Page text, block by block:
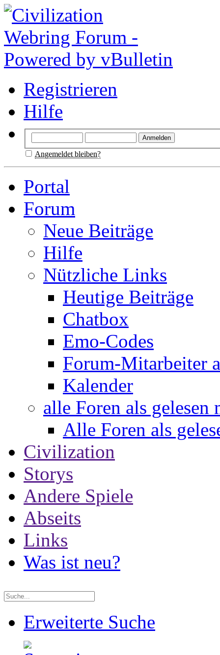
Registrieren
Hilfe
Angemeldet bleiben?
Portal
Forum
Neue Beiträge
Hilfe
Nützliche Links
Heutige Beiträge
Chatbox
Emo-Codes
Forum-Mitarbeiter
Kalender
alle Foren als gelesen
Alle Foren als
Civilization
Storys
Andere Spiele
Abseits
Links
Was ist neu?
Erweiterte Suche